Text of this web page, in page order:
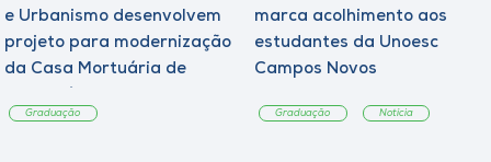
e Urbanismo desenvolvem
projeto para modernização
da Casa Mortuária de
Graduação
marca acolhimento aos
estudantes da Unoesc
Campos Novos
Graduação Notícia